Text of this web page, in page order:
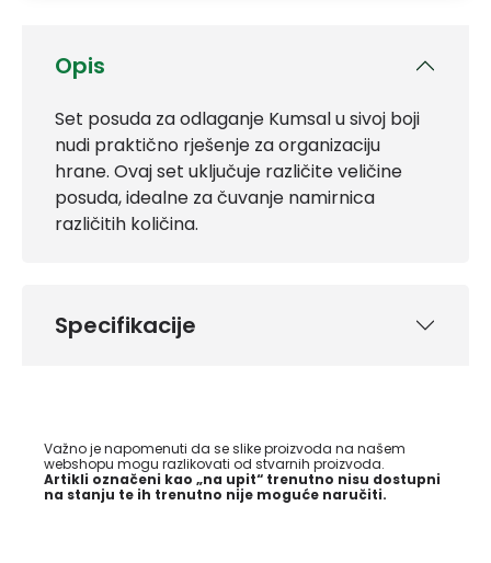
Opis
Set posuda za odlaganje Kumsal u sivoj boji
nudi praktično rješenje za organizaciju
hrane. Ovaj set uključuje različite veličine
posuda, idealne za čuvanje namirnica
različitih količina.
Specifikacije
Važno je napomenuti da se slike proizvoda na našem
webshopu mogu razlikovati od stvarnih proizvoda.
Artikli označeni kao „na upit“ trenutno nisu dostupni
na stanju te ih trenutno nije moguće naručiti.